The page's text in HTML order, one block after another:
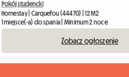
Pokój studencki
Homestay | Carquefou (44470) | 12 M2
1 miejsce(-a) do spania | Minimum 2 noce
Zobacz ogłoszenie